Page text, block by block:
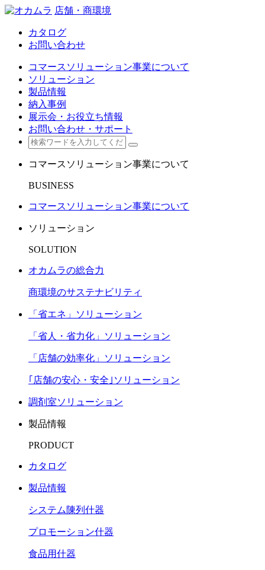
店舗・商環境
カタログ
お問い合わせ
コマースソリューション事業について
ソリューション
製品情報
納入事例
展示会・お役立ち情報
お問い合わせ・サポート
コマースソリューション事業について
BUSINESS
コマースソリューション事業について
ソリューション
SOLUTION
オカムラの総合力
商環境のサステナビリティ
「省エネ」ソリューション
「省人・省力化」ソリューション
「店舗の効率化」ソリューション
｢店舗の安心・安全｣ソリューション
調剤室ソリューション
製品情報
PRODUCT
カタログ
製品情報
システム陳列什器
プロモーション什器
食品用什器